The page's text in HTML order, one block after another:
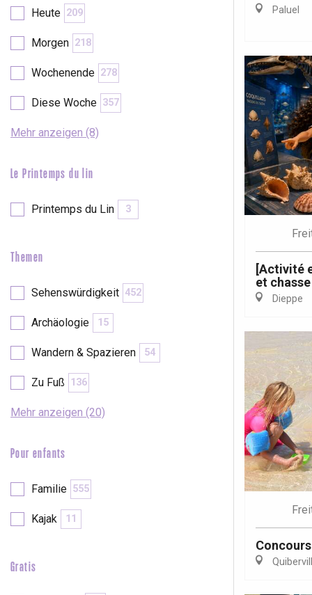
Seine
Duclair
Paris 1h30
Heute 209
Morgen 218
Wochenende 278
Diese Woche 357
Mehr anzeigen (8)
Le Printemps du lin
Printemps du Lin 3
Themen
Sehenswürdigkeit 452
Archäologie 15
Wandern & Spazieren 54
Zu Fuß 136
Mehr anzeigen (20)
Pour enfants
Familie 555
Kajak 11
Gratis
Paluel
[Activité
et
Dieppe